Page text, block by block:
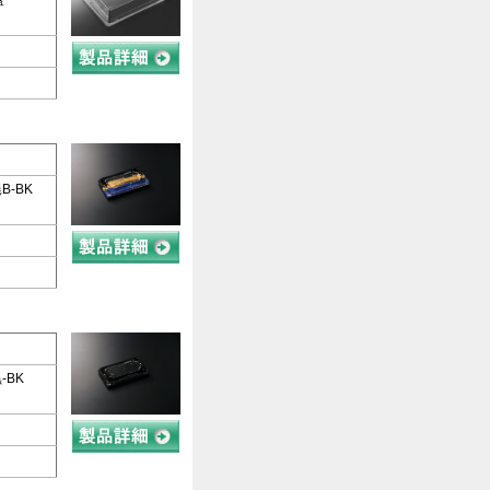
BK
-BK